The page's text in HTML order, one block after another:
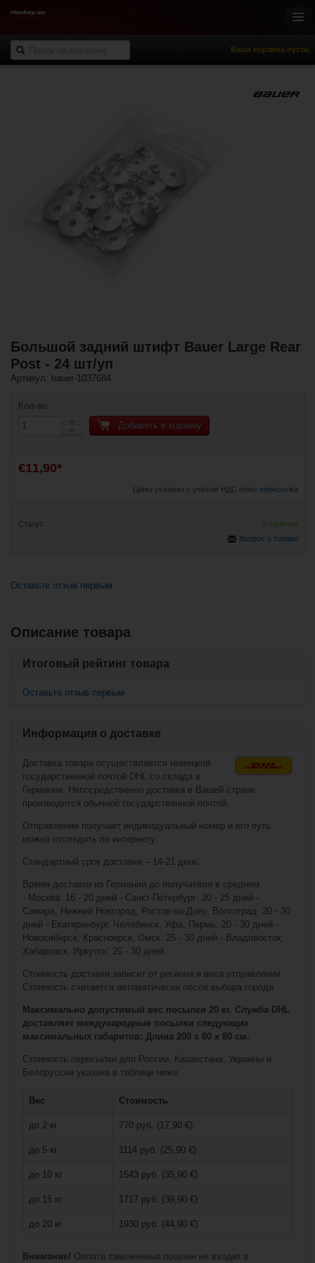
Ваша корзина пуста.
НХЛ Фан-зона
Большой задний штифт Bauer Large Rear
Post - 24 шт/уп
Артикул: bauer-1037684
Оставьте отзыв первым
Krown Chin Strap
€2,90*
Bauer Re-Akt J-
Clips
Bauer Medium
Pack
€15,90*
Описание товара
Итоговый рейтинг товара
Оставьте отзыв первым
Информация о доставке
Доставка товара осуществляется немецкой
государственной почтой DHL со склада в
Германии. Непосредственно доставка в Вашей стране
производится обычной государственной почтой.
Отправление получает индивидуальный номер и его путь
можно отследить по интернету.
Стандартный срок доставки – 14-21 день.
Время доставки из Германии до получателя в среднем:
- Москва: 16 - 20 дней - Санкт-Петербург: 20 - 25 дней -
Самара, Нижний Новгород, Ростов-на-Дону, Волгоград: 20 - 30
дней - Екатеринбург, Челябинск, Уфа, Пермь: 20 - 30 дней -
Новосибирск, Красноярск, Омск: 25 - 30 дней - Владивосток,
Хабаровск, Иркутск: 25 - 30 дней.
Стоимость доставки зависит от региона и веса отправлении.
Стоимость считается автоматически после выбора города.
Максимально допустимый вес посылки 20 кг. Служба DHL
доставляет международные посылки следующих
максимальных габаритов: Длина 200 x 80 x 80 см.
Стоимость пересылки для России, Казахстана, Украины и
Белоруссии указана в таблице ниже.
Вес Стоимость
до 2 кг 770 руб. (17,90 €)
до 5 кг 1114 руб. (25,90 €)
до 10 кг 1543 руб. (35,90 €)
до 15 кг 1717 руб. (39,90 €)
до 20 кг 1930 руб. (44,90 €)
Внимание! Оплата таможенных пошлин не входит в
Кол-во
Добавить в корзину
€11,90*
Цены указаны с учетом НДС плюс пересылка
Статус:
В наличии
Вопрос о товаре